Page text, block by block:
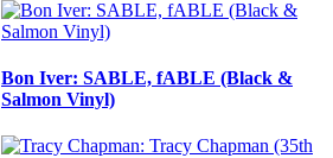
Bon Iver: SABLE, fABLE (Black &
Salmon Vinyl)